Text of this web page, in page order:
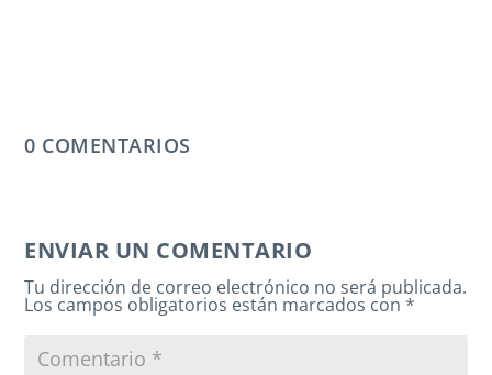
0 COMENTARIOS
ENVIAR UN COMENTARIO
Tu dirección de correo electrónico no será publicada.
Los campos obligatorios están marcados con*